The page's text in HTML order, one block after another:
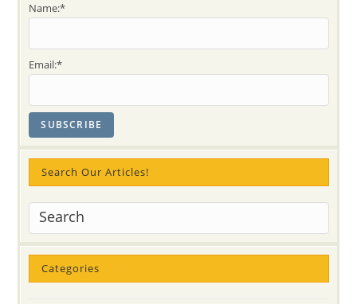
Name:*
Email:*
Search Our Articles!
Categories